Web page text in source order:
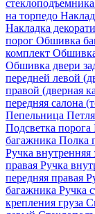
на торпедо
Накладка
порог Обшивка
комплект Обшивка
Обшивка двери
передней левой
правой (дверная
передняя салона
Пепельница
Подсветка порога
багажника Полка
Ручка внутренняя
правая Ручка
передняя правая
багажника Ручка
крепления груза